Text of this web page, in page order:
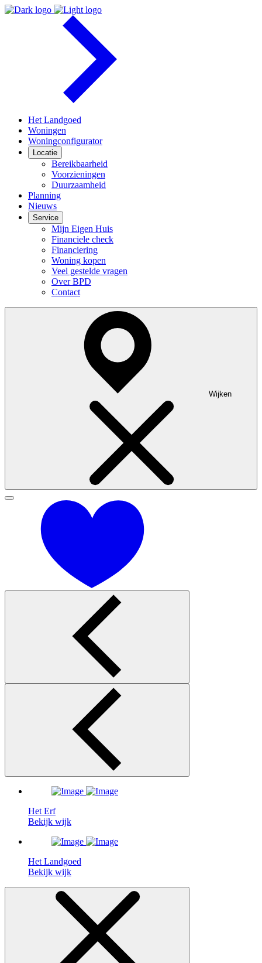
Het Landgoed
Woningen
Woningconfigurator
Locatie
Bereikbaarheid
Voorzieningen
Duurzaamheid
Planning
Nieuws
Service
Mijn Eigen Huis
Financiele check
Financiering
Woning kopen
Veel gestelde vragen
Over BPD
Contact
Wijken
Het Erf
Bekijk wijk
Het Landgoed
Bekijk wijk